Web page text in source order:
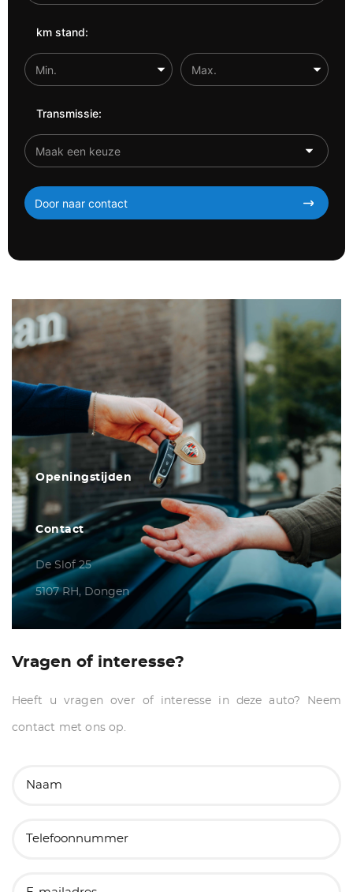
km stand:
Transmissie:
Door naar contact
Openingstijden
Contact
De Slof 25
5107 RH, Dongen
Vragen of interesse?
Heeft u vragen over of interesse in deze auto? Neem
contact met ons op.